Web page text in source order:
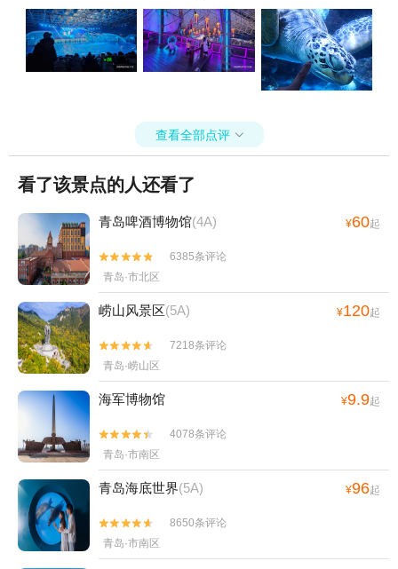
来！
查看全部点评 
看了该景点的人还看了
青岛啤酒博物馆(4A) ¥60起


6385条评论
青岛·市北区
崂山风景区(5A) ¥120起


7218条评论
青岛·崂山区
海军博物馆 ¥9.9起


4078条评论
青岛·市南区
青岛海底世界(5A) ¥96起


8650条评论
青岛·市南区